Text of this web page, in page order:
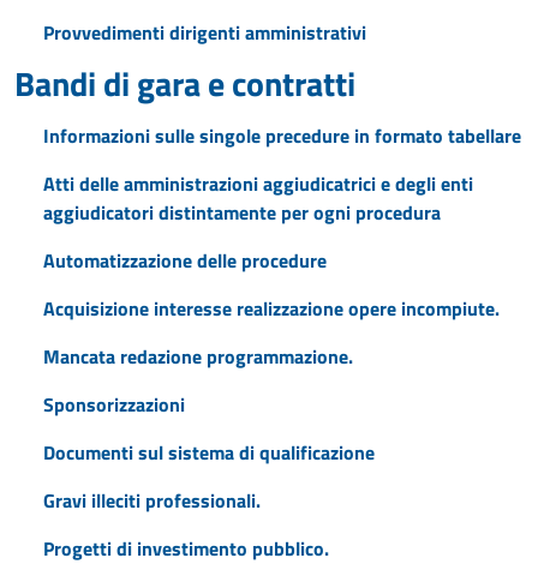
Provvedimenti dirigenti amministrativi
Bandi di gara e contratti
Informazioni sulle singole precedure in formato tabellare
Atti delle amministrazioni aggiudicatrici e degli enti
aggiudicatori distintamente per ogni procedura
Automatizzazione delle procedure
Acquisizione interesse realizzazione opere incompiute.
Mancata redazione programmazione.
Sponsorizzazioni
Documenti sul sistema di qualificazione
Gravi illeciti professionali.
Progetti di investimento pubblico.